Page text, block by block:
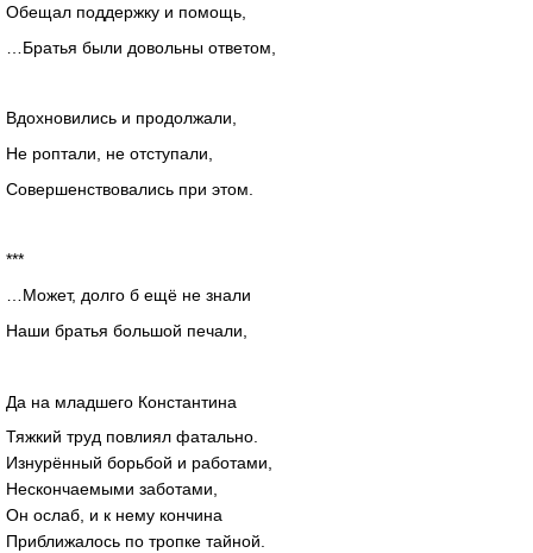
Обещал поддержку и помощь,
…Братья были довольны ответом,
Вдохновились и продолжали,
Не роптали, не отступали,
Совершенствовались при этом.
***
…Может, долго б ещё не знали
Наши братья большой печали,
Да на младшего Константина
Тяжкий труд повлиял фатально.
Изнурённый борьбой и работами,
Нескончаемыми заботами,
Он ослаб, и к нему кончина
Приближалось по тропке тайной.